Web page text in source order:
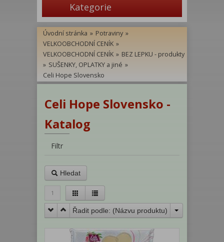
Kategorie
Úvodní stránka » Potraviny »
VELKOOBCHODNÍ CENÍK »
VELKOOBCHODNÍ CENÍK » BEZ LEPKU - produkty
» SUŠENKY, OPLATKY a jiné »
Celi Hope Slovensko
Celi Hope Slovensko -
Katalog
Filtr
Hledat
1
Řadit podle: (Názvu produktu)